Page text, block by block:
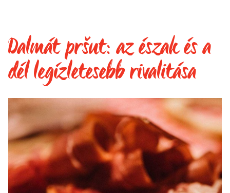
Dalmát pršut: az észak és a
dél legízletesebb rivalitása